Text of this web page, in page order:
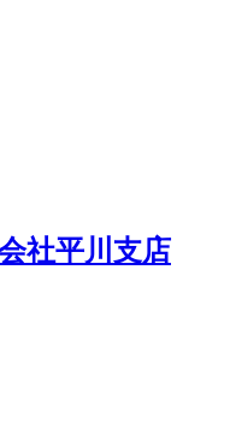
社平川支店